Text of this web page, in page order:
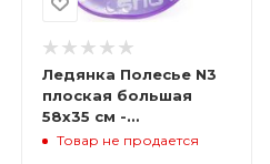
Ледянка Полесье N3
плоская большая
58х35 см -
фиолетовая
Товар не продается